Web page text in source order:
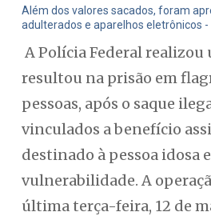
Além dos valores sacados, foram
adulterados e aparelhos eletrônicos -
A Polícia Federal realizou
resultou na prisão em
pessoas, após o saque
vinculados a benefício
destinado à pessoa idosa
vulnerabilidade. A
última terça-feira, 12 de